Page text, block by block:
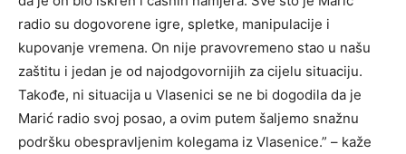
radio su dogovorene igre, spletke, manipulacije i
kupovanje vremena. On nije pravovremeno stao u našu
zaštitu i jedan je od najodgovornijih za cijelu situaciju.
Takođe, ni situacija u Vlasenici se ne bi dogodila da je
Marić radio svoj posao, a ovim putem šaljemo snažnu
podršku obespravljenim kolegama iz Vlasenice.” – kaže